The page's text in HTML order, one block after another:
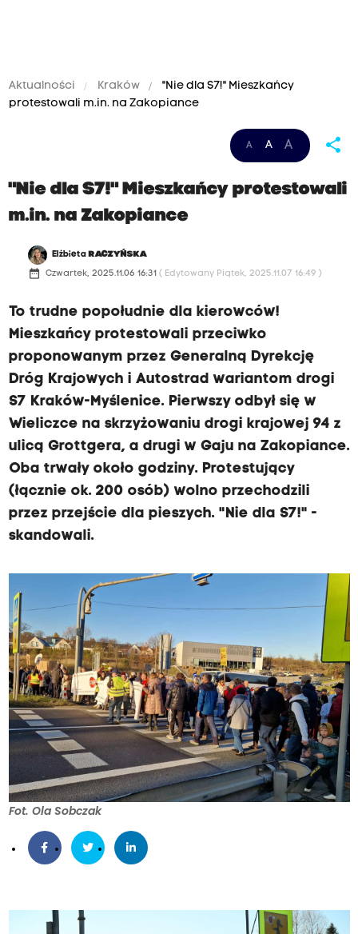
Aktualności Kraków
"Nie dla S7!" Mieszkańcy
protestowali m.in. na Zakopiance
A A A share
"Nie dla S7!" Mieszkańcy protestowali
m.in. na Zakopiance
Elżbieta RACZYŃSKA
date_range Czwartek, 2025.11.06 16:31 ( Edytowany Piątek, 2025.11.07 16:49 )
To trudne popołudnie dla kierowców!
Mieszkańcy protestowali przeciwko
proponowanym przez Generalną Dyrekcję
Dróg Krajowych i Autostrad wariantom drogi
S7 Kraków-Myślenice. Pierwszy odbył się w
Wieliczce na skrzyżowaniu drogi krajowej 94 z
ulicą Grottgera, a drugi w Gaju na Zakopiance.
Oba trwały około godziny. Protestujący
(łącznie ok. 200 osób) wolno przechodzili
przez przejście dla pieszych. "Nie dla S7!" -
skandowali.
Fot. Ola Sobczak